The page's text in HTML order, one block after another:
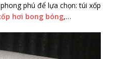
phú để lựa chọn: túi xốp
hơi bong bóng,…